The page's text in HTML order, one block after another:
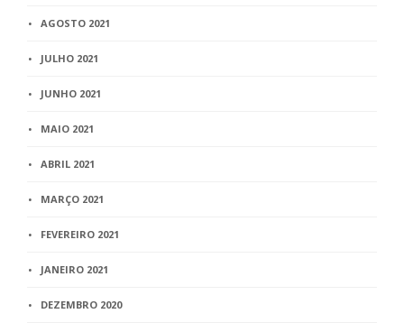
AGOSTO 2021
JULHO 2021
JUNHO 2021
MAIO 2021
ABRIL 2021
MARÇO 2021
FEVEREIRO 2021
JANEIRO 2021
DEZEMBRO 2020